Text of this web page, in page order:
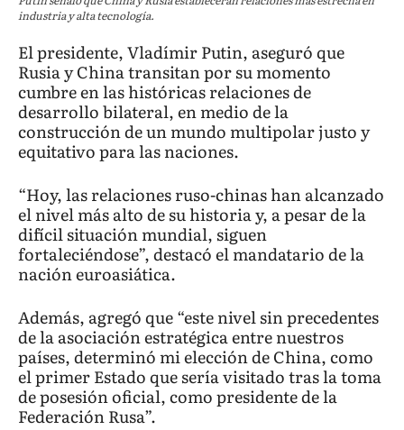
industria y alta tecnología.
El presidente, Vladímir Putin, aseguró que
Rusia y China transitan por su momento
cumbre en las históricas relaciones de
desarrollo bilateral, en medio de la
construcción de un mundo multipolar justo y
equitativo para las naciones.
“Hoy, las relaciones ruso-chinas han alcanzado
el nivel más alto de su historia y, a pesar de la
difícil situación mundial, siguen
fortaleciéndose”, destacó el mandatario de la
nación euroasiática.
Además, agregó que “este nivel sin precedentes
de la asociación estratégica entre nuestros
países, determinó mi elección de China, como
el primer Estado que sería visitado tras la toma
de posesión oficial, como presidente de la
Federación Rusa”.